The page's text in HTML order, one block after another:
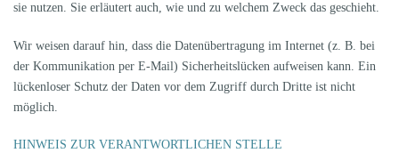
sie nutzen. Sie erläutert auch, wie und zu welchem Zweck das geschieht.
Wir weisen darauf hin, dass die Datenübertragung im Internet (z. B. bei
der Kommunikation per E-Mail) Sicherheitslücken aufweisen kann. Ein
lückenloser Schutz der Daten vor dem Zugriff durch Dritte ist nicht
möglich.
HINWEIS ZUR VERANTWORTLICHEN STELLE